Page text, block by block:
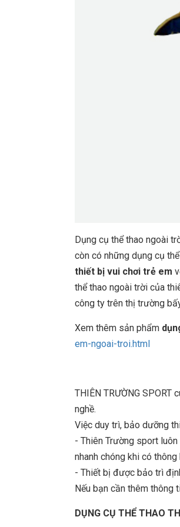
Dụng cụ thể thao ngoài
còn có những dụng cụ
thiết bị vui chơi trẻ em
thể thao ngoài trời của
công ty trên thị trường
Xem thêm sản phẩm
em-ngoai-troi.html
THIÊN TRƯỜNG
nghề.
Việc duy trì, bảo dưỡng
- Thiên Trường sport
nhanh chóng khi có thông
- Thiết bị được bảo trì
Nếu bạn cần thêm thông
DỤNG CỤ THỂ THAO